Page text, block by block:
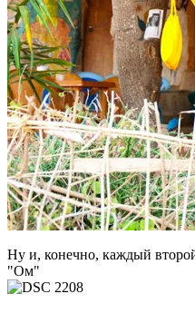
Ну и, конечно, каждый
"Ом"